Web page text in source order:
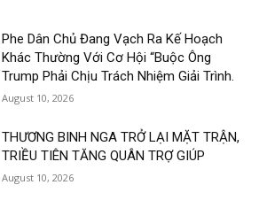
Phe Dân Chủ Đang Vạch Ra Kế Hoạch
Khác Thường Với Cơ Hội “Buộc Ông
Trump Phải Chịu Trách Nhiệm Giải Trình.
August 10, 2026
THƯƠNG BINH NGA TRỞ LẠI MẶT TRẬN,
TRIỀU TIÊN TĂNG QUÂN TRỢ GIÚP
August 10, 2026